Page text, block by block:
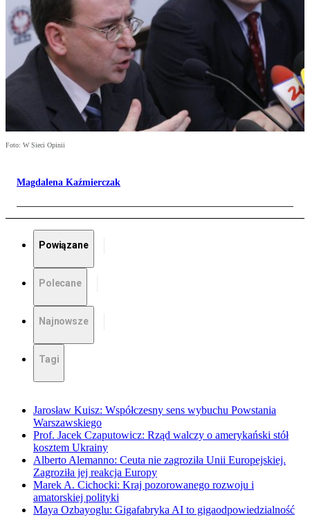
Foto: W Sieci Opinii
Magdalena Kaźmierczak
Powiązane
Polecane
Najnowsze
Tagi
Jarosław Kuisz: Współczesny sens wybuchu Powstania
Warszawskiego
Prof. Jacek Czaputowicz: Rząd walczy o amerykański stół
kosztem Ukrainy
Alberto Alemanno: Ceuta nie zagroziła Unii Europejskiej.
Zagroziła jej reakcja Europy
Marek A. Cichocki: Kraj pozorowanego rozwoju i
amatorskiej polityki
Maya Ozbayoglu: Gigafabryka AI to gigaodpowiedzialność